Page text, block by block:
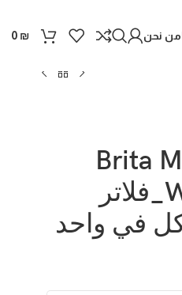
من نحن 0 ₪
Brita
Water Filter Cartridges_فلاتر
في واحد